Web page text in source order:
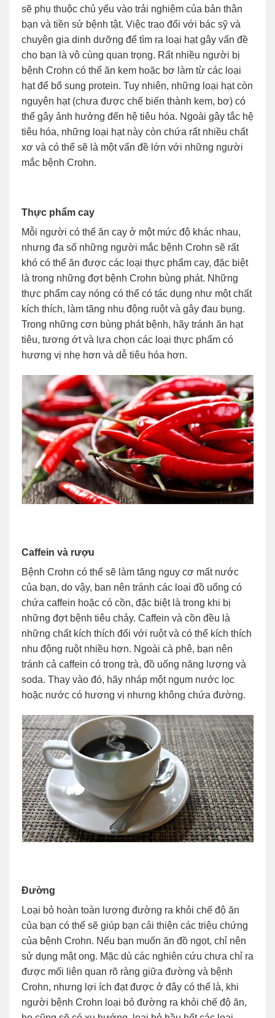
sẽ phụ thuộc chủ yếu vào trải nghiệm của bản thân
bạn và tiền sử bệnh tật. Việc trao đổi với bác sỹ và
chuyên gia dinh dưỡng để tìm ra loại hạt gây vấn đề
cho bạn là vô cùng quan trọng. Rất nhiều người bị
bệnh Crohn có thể ăn kem hoặc bơ làm từ các loại
hạt để bổ sung protein. Tuy nhiên, những loại hạt còn
nguyên hạt (chưa được chế biến thành kem, bơ) có
thể gây ảnh hưởng đến hệ tiêu hóa. Ngoài gây tắc hệ
tiêu hóa, những loại hạt này còn chứa rất nhiều chất
xơ và có thể sẽ là một vấn đề lớn với những người
mắc bệnh Crohn.
Thực phẩm cay
Mỗi người có thể ăn cay ở một mức độ khác nhau,
nhưng đa số những người mắc bệnh Crohn sẽ rất
khó có thể ăn được các loại thực phẩm cay, đặc biệt
là trong những đợt bệnh Crohn bùng phát. Những
thực phẩm cay nóng có thể có tác dụng như một chất
kích thích, làm tăng nhu động ruột và gây đau bụng.
Trong những cơn bùng phát bệnh, hãy tránh ăn hạt
tiêu, tương ớt và lựa chọn các loại thực phẩm có
hương vị nhẹ hơn và dễ tiêu hóa hơn.
Caffein và rượu
Bệnh Crohn có thể sẽ làm tăng nguy cơ mất nước
của bạn, do vậy, ban nên tránh các loại đồ uống có
chứa caffein hoặc có cồn, đặc biệt là trong khi bị
những đợt bệnh tiêu chảy. Caffein và cồn đều là
những chất kích thích đối với ruột và có thể kích thích
nhu động ruột nhiều hơn. Ngoài cà phê, bạn nên
tránh cả caffein có trong trà, đồ uống năng lượng và
soda. Thay vào đó, hãy nháp một ngụm nước lọc
hoặc nước có hương vị nhưng không chứa đường.
Đường
Loại bỏ hoàn toàn lượng đường ra khỏi chế độ ăn
của bạn có thể sẽ giúp bạn cải thiện các triệu chứng
của bệnh Crohn. Nếu bạn muốn ăn đồ ngọt, chỉ nên
sử dụng mật ong. Mặc dù các nghiên cứu chưa chỉ ra
được mối liên quan rõ ràng giữa đường và bệnh
Crohn, nhưng lợi ích đạt được ở đây có thể là, khi
người bệnh Crohn loại bỏ đường ra khỏi chế độ ăn,